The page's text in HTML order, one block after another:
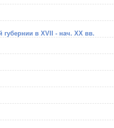
губернии в XVII - нач. XX вв.